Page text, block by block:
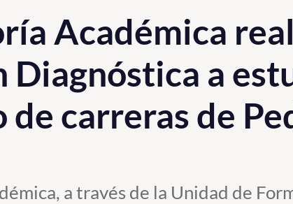
Académica
Diagnóstica a
carreras de
a través de la Unidad de